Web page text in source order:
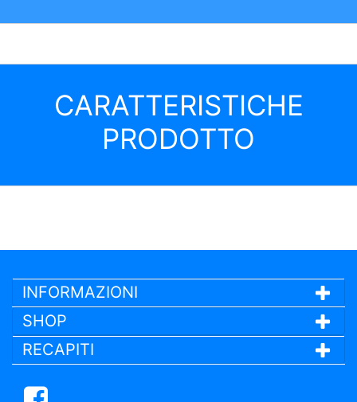
CARATTERISTICHE
PRODOTTO
INFORMAZIONI
SHOP
RECAPITI
Facebook